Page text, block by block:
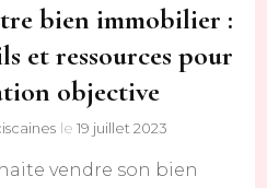
bien immobilier :
et ressources pour
objective
le 19 juillet 2023
vendre son bien